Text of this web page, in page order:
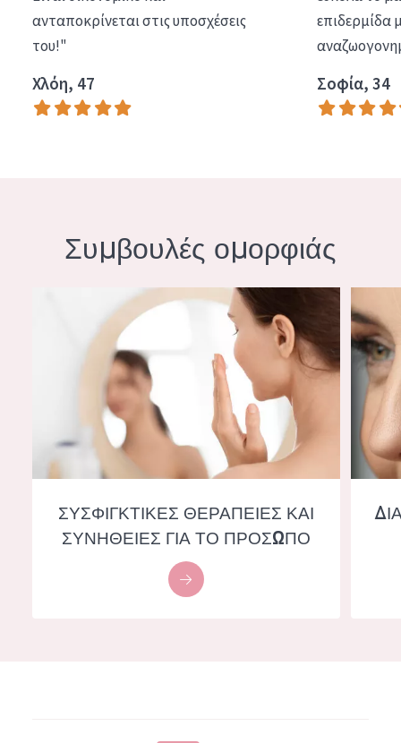
ανταποκρίνεται στις υποσχέσεις
του!"
Χλόη, 47
επιδερμίδα
Σοφία, 34
Συμβουλές ομορφιάς
ΣΥΣΦΙΓΚΤΙΚΕΣ ΘΕΡΑΠΕΙΕΣ ΚΑΙ
ΣΥΝΗΘΕΙΕΣ ΓΙΑ ΤΟ ΠΡΟΣΩΠΟ
ΣΥΣΦΙΓΚΤΙΚΕΣ ΘΕΡΑΠΕΙΕΣ ΚΑΙ ΣΥΝΗΘΕΙΕΣ ΓΙΑ ΤΟ